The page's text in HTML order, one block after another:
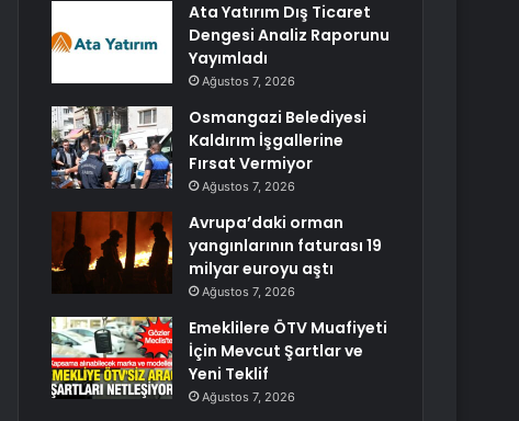
Ata Yatırım Dış Ticaret
Dengesi Analiz Raporunu
Yayımladı
Ağustos 7, 2026
Osmangazi Belediyesi
Kaldırım İşgallerine
Fırsat Vermiyor
Ağustos 7, 2026
Avrupa’daki orman
yangınlarının faturası 19
milyar euroyu aştı
Ağustos 7, 2026
Emeklilere ÖTV Muafiyeti
İçin Mevcut Şartlar ve
Yeni Teklif
Ağustos 7, 2026